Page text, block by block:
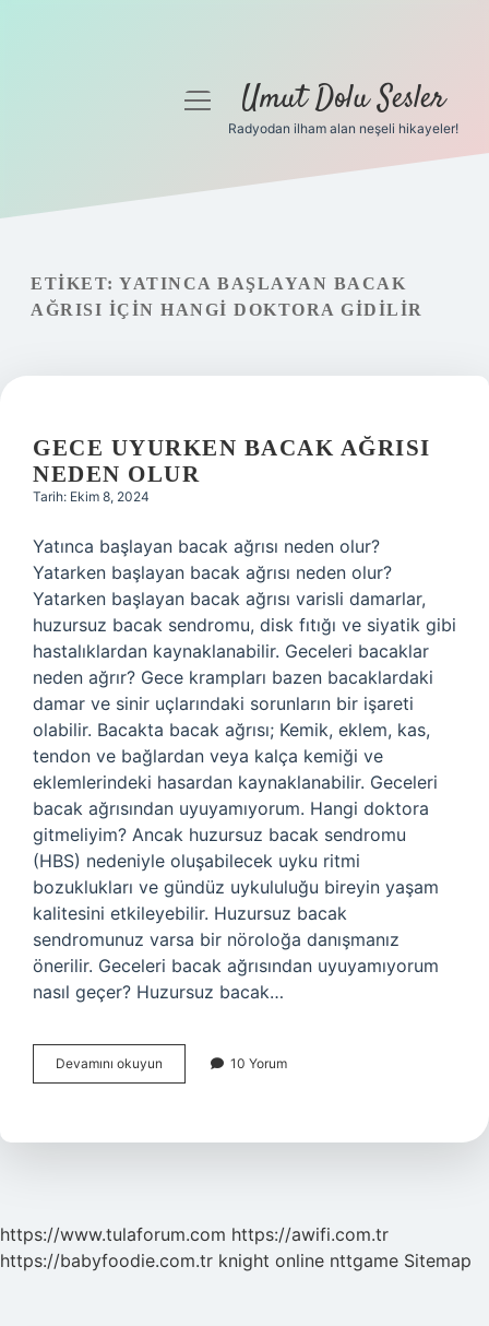
Gizlilik Politikası
Hakkımızda
menüyüUmut Dolu Sesler
Radyodan ilham alan neşeli hikayeler!
ETIKET: YATINCA BAŞLAYAN BACAK
AĞRISI IÇIN HANGI DOKTORA GIDILIR
GECE UYURKEN BACAK AĞRISI
NEDEN OLUR
Tarih: Ekim 8, 2024
Yatınca başlayan bacak ağrısı neden olur?
Yatarken başlayan bacak ağrısı neden olur?
Yatarken başlayan bacak ağrısı varisli damarlar,
huzursuz bacak sendromu, disk fıtığı ve siyatik gibi
hastalıklardan kaynaklanabilir. Geceleri bacaklar
neden ağrır? Gece krampları bazen bacaklardaki
damar ve sinir uçlarındaki sorunların bir işareti
olabilir. Bacakta bacak ağrısı; Kemik, eklem, kas,
tendon ve bağlardan veya kalça kemiği ve
eklemlerindeki hasardan kaynaklanabilir. Geceleri
bacak ağrısından uyuyamıyorum. Hangi doktora
gitmeliyim? Ancak huzursuz bacak sendromu
(HBS) nedeniyle oluşabilecek uyku ritmi
bozuklukları ve gündüz uykululuğu bireyin yaşam
kalitesini etkileyebilir. Huzursuz bacak
sendromunuz varsa bir nöroloğa danışmanız
önerilir. Geceleri bacak ağrısından uyuyamıyorum
nasıl geçer? Huzursuz bacak…
Devamını okuyun
Uyurken
Neden
10 Yorum
https://www.tulaforum.com https://awifi.com.tr
https://babyfoodie.com.tr knight online nttgame Sitemap